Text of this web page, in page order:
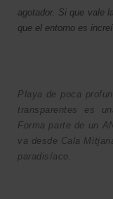
agotador. Si que vale
que el entorno es
Playa de poca
transparentes es
Forma parte de un
va desde Cala
paradisíaco.